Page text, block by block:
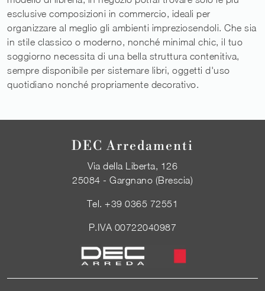
esclusive composizioni in commercio, ideali per
organizzare al meglio gli ambienti impreziosendoli. Che sia
in stile classico o moderno, nonché minimal chic, il tuo
soggiorno necessita di una bella struttura contenitiva,
sempre disponibile per sistemare libri, oggetti d'uso
quotidiano nonché propriamente decorativo.
DEC Arredamenti
Via della Liberta, 126
25084 - Gargnano (Brescia)
Tel.+39 0365 72551
P.IVA 00722040987